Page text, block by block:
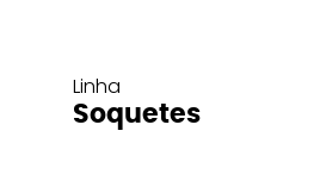
Linha
Soquetes